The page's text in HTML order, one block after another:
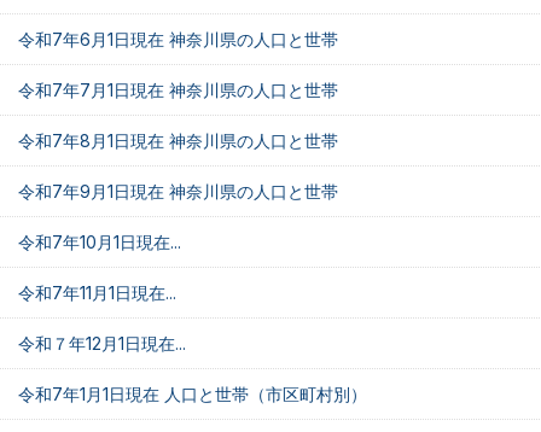
令和7年6月1日現在 神奈川県の人口と世帯
令和7年7月1日現在 神奈川県の人口と世帯
令和7年8月1日現在 神奈川県の人口と世帯
令和7年9月1日現在 神奈川県の人口と世帯
令和7年10月1日現在...
令和7年11月1日現在...
令和７年12月1日現在...
令和7年1月1日現在 人口と世帯（市区町村別）